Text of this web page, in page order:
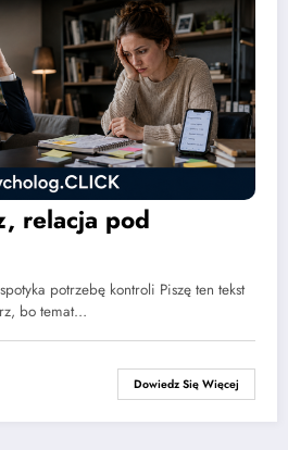
relacja pod
potrzebę kontroli Piszę ten tekst
bo temat…
Dowiedz Się Więcej